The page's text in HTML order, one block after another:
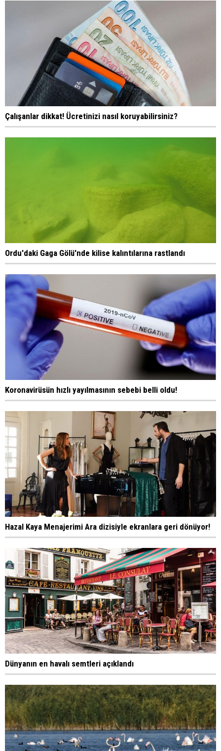
Çalışanlar dikkat! Ücretinizi nasıl koruyabilirsiniz?
Ordu'daki Gaga Gölü'nde kilise kalıntılarına rastlandı
Koronavirüsün hızlı yayılmasının sebebi belli oldu!
Hazal Kaya Menajerimi Ara dizisiyle ekranlara geri dönüyor!
Dünyanın en havalı semtleri açıklandı